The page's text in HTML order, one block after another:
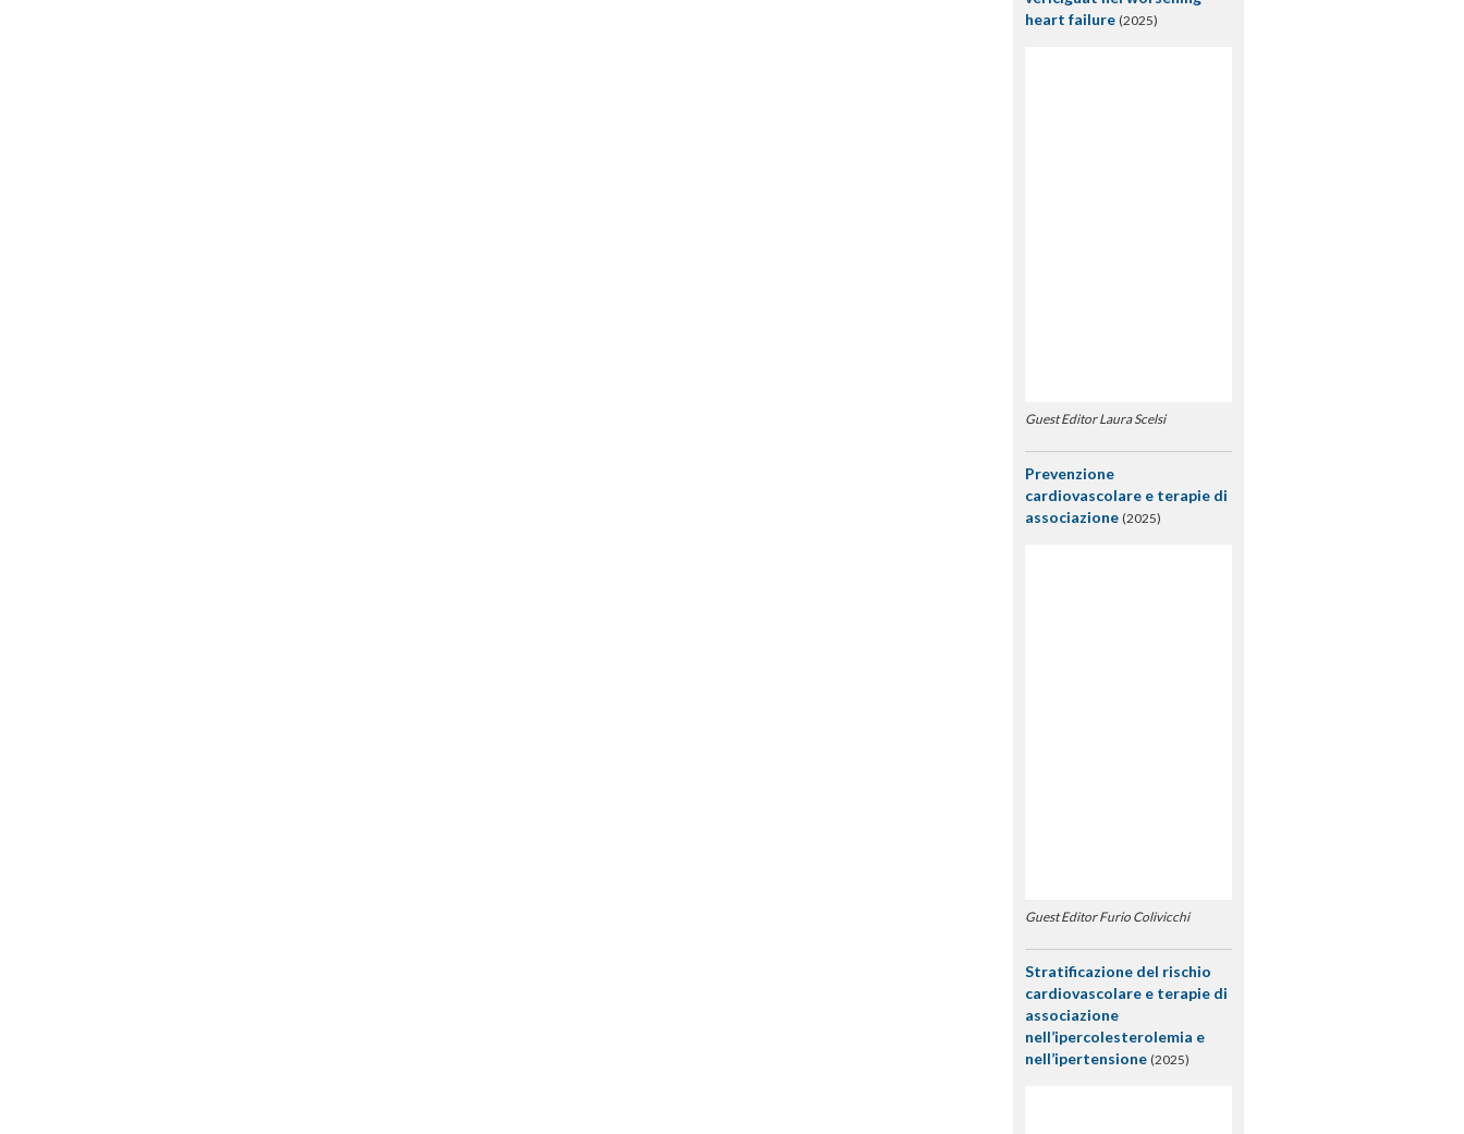
heart failure (2025)
Guest Editor Laura Scelsi
Prevenzione
cardiovascolare e terapie di
associazione (2025)
Guest Editor Furio Colivicchi
Stratificazione del rischio
cardiovascolare e terapie di
associazione
nell’ipercolesterolemia e
nell’ipertensione (2025)